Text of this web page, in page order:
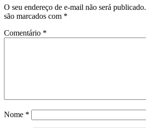
O seu endereço de e-mail não será publicado.
são marcados com *
Comentário *
Nome *